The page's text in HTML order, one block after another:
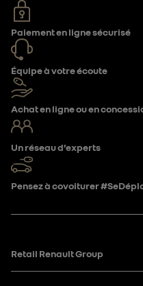
Paiement en ligne sécurisé
Équipe à votre écoute
Achat en ligne ou en
Un réseau d’experts
Pensez à covoiturer
Retail Renault Group